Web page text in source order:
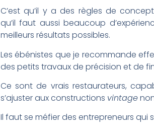
C’est qu’il y a des règles de
qu’il faut aussi beaucoup
meilleurs résultats possibles.
Les ébénistes que je recommande
des petits travaux de précision et de
Ce sont de vrais restaurateurs,
s’ajuster aux constructions vintage
Il faut se méfier des entrepreneurs